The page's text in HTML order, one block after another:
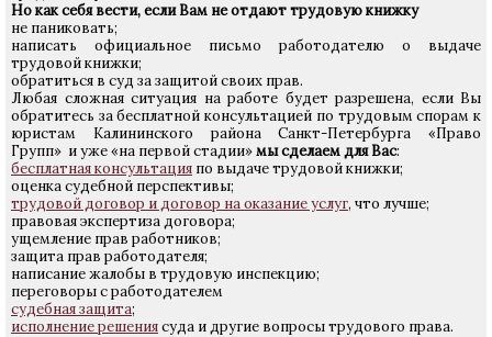
Но как себя вести, если Вам не отдают трудовую книжку
не паниковать;
написать официальное письмо работодателю о выдаче
трудовой книжки;
обратиться в суд за защитой своих прав.
Любая сложная ситуация на работе будет разрешена, если Вы
обратитесь за бесплатной консультацией по трудовым спорам к
юристам Калининского района Санкт-Петербурга «Право
Групп» и уже «на первой стадии»мы сделаем для Вас:
бесплатная консультация по выдаче трудовой книжки;
оценка судебной перспективы;
трудовой договор и договор на оказание услуг, что лучше;
правовая экспертиза договора;
ущемление прав работников;
защита прав работодателя;
написание жалобы в трудовую инспекцию;
переговоры с работодателем
судебная защита;
исполнение решениясуда и другие вопросы трудового права.